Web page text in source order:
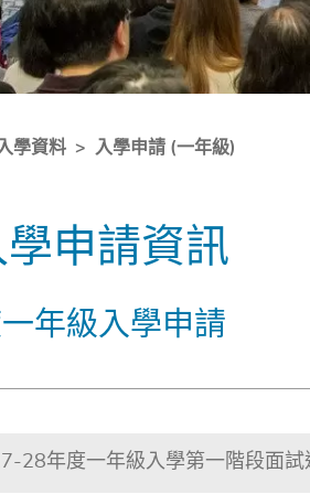
學資料 入學申請 (一年級)
申請資訊
年級入學申請
28年度一年級入學第一階段面試